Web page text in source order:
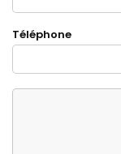
Téléphone